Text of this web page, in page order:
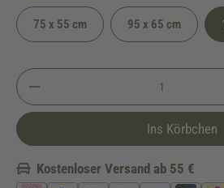
75 x 55 cm 95 x 65 cm
Ins Körbchen
Kostenloser Versand ab 55 €